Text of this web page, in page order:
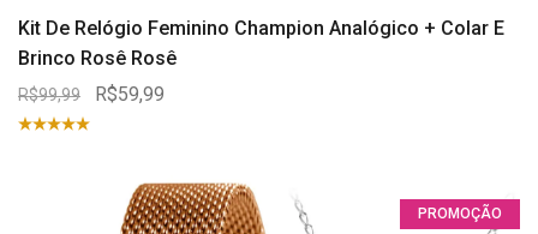
Kit De Relógio Feminino Champion Analógico + Colar E
Brinco Rosê Rosê
R$99,99 R$59,99
PROMOÇÃO